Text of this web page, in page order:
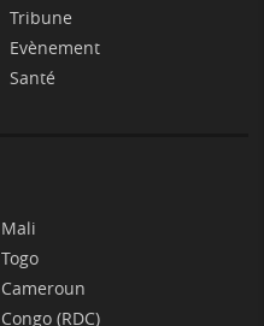
Tribune
Evènement
Santé
Mali
Togo
Cameroun
Congo (RDC)